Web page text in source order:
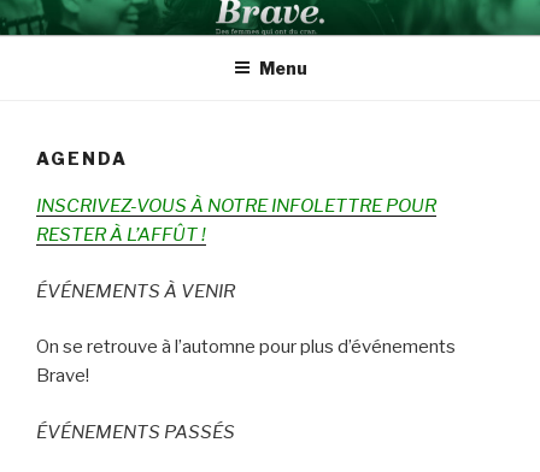
Aller
au
BRAVE INSPIRATION
Des femmes qui ont du cran
Menu
AGENDA
INSCRIVEZ-VOUS À NOTRE INFOLETTRE POUR
RESTER À L’AFFÛT !
ÉVÉNEMENTS À VENIR
On se retrouve à l’automne pour plus d’événements
Brave!
ÉVÉNEMENTS PASSÉS